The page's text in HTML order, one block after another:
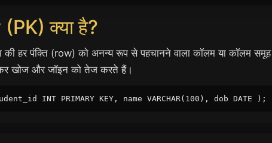
क्या है?
की हर पंक्ति (row) को अनन्य रूप से पहचानने वाला कॉलम या कॉलम समूह
खोज और जॉइन को तेज करते हैं।
INT PRIMARY KEY, name VARCHAR(100), dob DATE );